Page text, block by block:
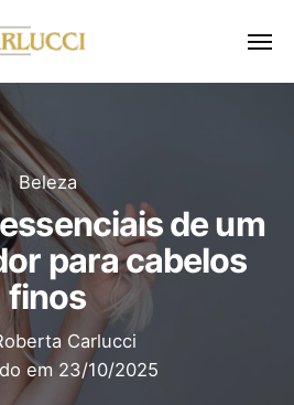
Beleza
de um
para cabelos
finos
Carlucci
em 23/10/2025